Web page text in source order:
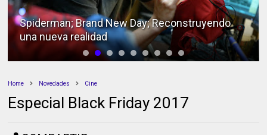
Spiderman; Brand New Day; Reconstruyendo
una nueva realidad
Home Novedades Cine
Especial Black Friday 2017